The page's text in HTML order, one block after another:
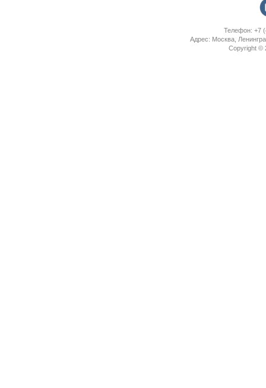
Телефон: +7
Адрес: Москва,
Copyright ©